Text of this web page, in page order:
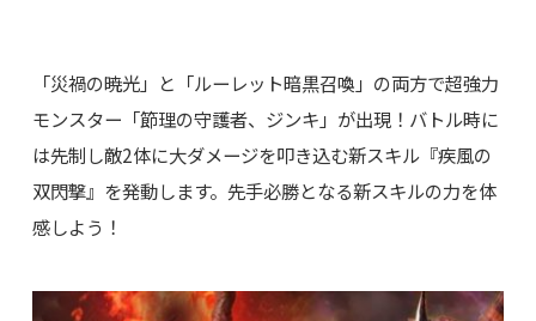
「災禍の暁光」と「ルーレット暗黒召喚」の両方で超強力
モンスター「節理の守護者、ジンキ」が出現！バトル時に
は先制し敵2体に大ダメージを叩き込む新スキル『疾風の
双閃撃』を発動します。先手必勝となる新スキルの力を体
感しよう！